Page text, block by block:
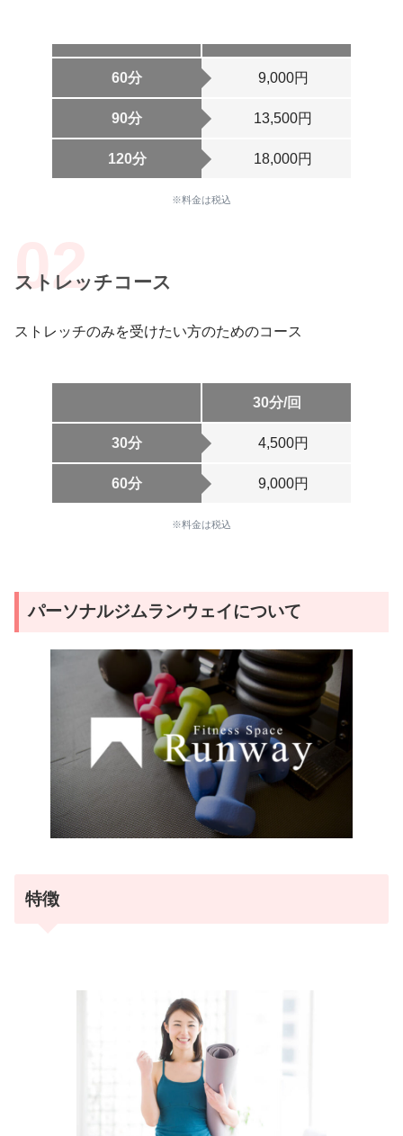
60分 9,000円
90分 13,500円
120分 18,000円
※料金は税込
ストレッチコース
ストレッチのみを受けたい方のためのコース
30分/回
30分 4,500円
60分 9,000円
※料金は税込
パーソナルジムランウェイについて
特徴